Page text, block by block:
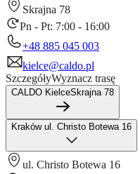
Skrajna 78
Pn - Pt: 7:00 - 16:00
+48 885 045 003
kielce@caldo.pl
SzczegółyWyznacz trasę
CALDO KielceSkrajna 78
Kraków ul. Christo Botewa 16
ul. Christo Botewa 16